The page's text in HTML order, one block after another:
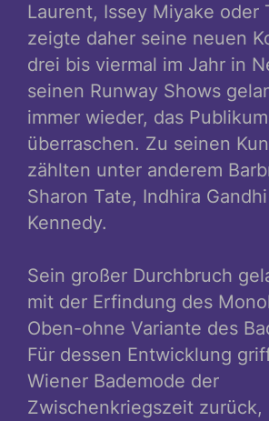
Laurent, Issey Miyake oder
zeigte daher seine neuen
drei bis viermal im Jahr in
seinen Runway Shows
immer wieder, das
überraschen. Zu seinen
zählten unter anderem
Sharon Tate, Indhira
Kennedy.
Sein großer Durchbruch
mit der Erfindung des
Oben-ohne Variante des
Für dessen Entwicklung
Wiener Bademode der
Zwischenkriegszeit zurück,